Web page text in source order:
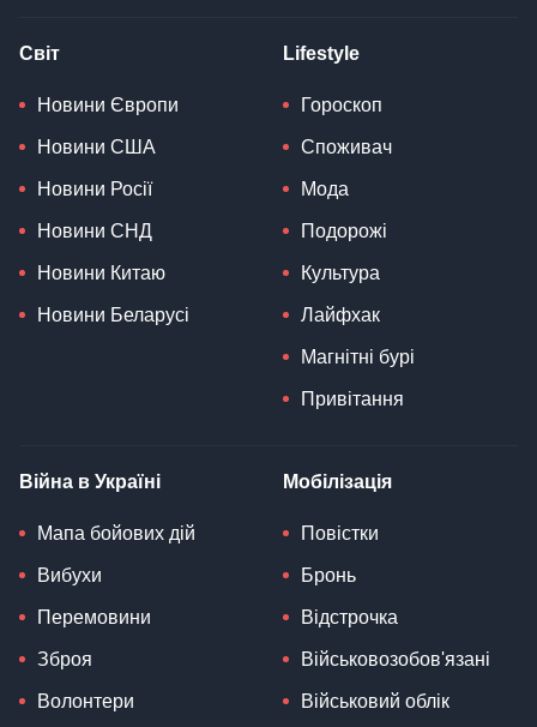
Світ
Новини Європи
Новини США
Новини Росії
Новини СНД
Новини Китаю
Новини Беларусі
Lifestyle
Гороскоп
Споживач
Мода
Подорожі
Культура
Лайфхак
Магнітні бурі
Привітання
Війна в Україні
Мапа бойових дій
Вибухи
Перемовини
Зброя
Волонтери
Мобілізація
Повістки
Бронь
Відстрочка
Військовозобов'язані
Військовий облік